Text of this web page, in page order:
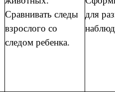
Сравнивать следы
взрослого со
следом ребенка.
для